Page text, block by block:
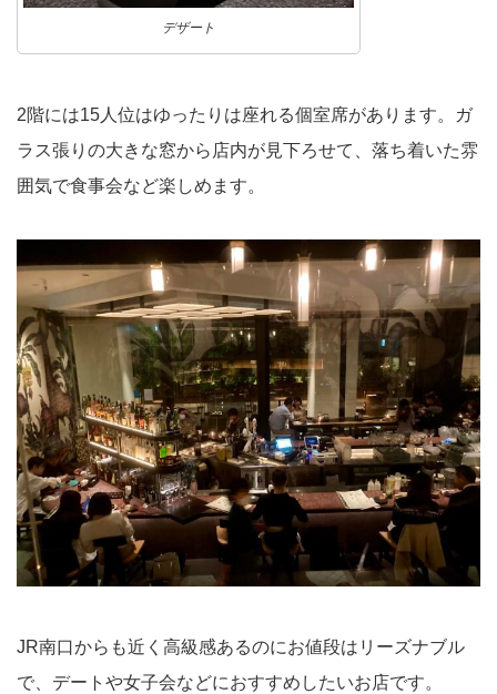
デザート
2階には15人位はゆったりは座れる個室席があります。ガ
ラス張りの大きな窓から店内が見下ろせて、落ち着いた雰
囲気で食事会など楽しめます。
JR南口からも近く高級感あるのにお値段はリーズナブル
で、デートや女子会などにおすすめしたいお店です。